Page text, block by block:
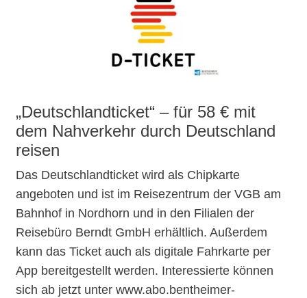
„Deutschlandticket“ – für 58 € mit
dem Nahverkehr durch Deutschland
reisen
Das Deutschlandticket wird als Chipkarte
angeboten und ist im Reisezentrum der VGB am
Bahnhof in Nordhorn und in den Filialen der
Reisebüro Berndt GmbH erhältlich. Außerdem
kann das Ticket auch als digitale Fahrkarte per
App bereitgestellt werden. Interessierte können
sich ab jetzt unter www.abo.bentheimer-